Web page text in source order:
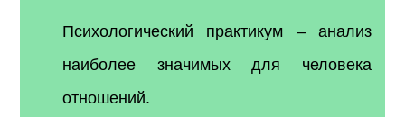
Психологический практикум – анализ
наиболее значимых для человека
отношений.